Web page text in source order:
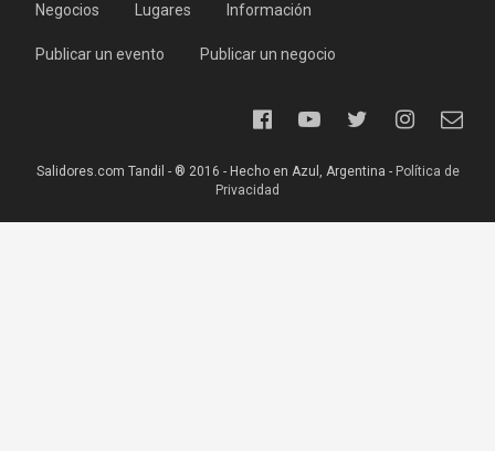
Negocios Lugares Información
Publicar un evento Publicar un negocio
Salidores.com Tandil - ® 2016 - Hecho en Azul, Argentina - Política de
Privacidad